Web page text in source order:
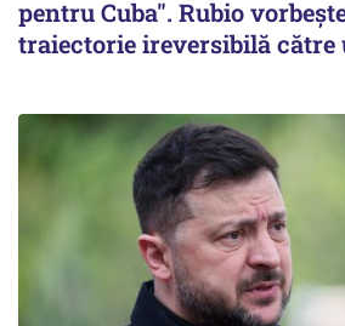
pentru Cuba". Rubio
traiectorie ireversibilă